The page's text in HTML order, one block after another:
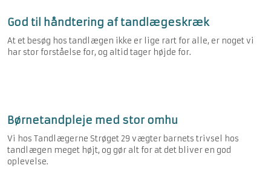
God til håndtering af tandlægeskræk
At et besøg hos tandlægen ikke er lige rart for alle, er noget vi
har stor forståelse for, og altid tager højde for.
Børnetandpleje med stor omhu
Vi hos Tandlægerne Strøget 29 vægter barnets trivsel hos
tandlægen meget højt, og gør alt for at det bliver en god
oplevelse.